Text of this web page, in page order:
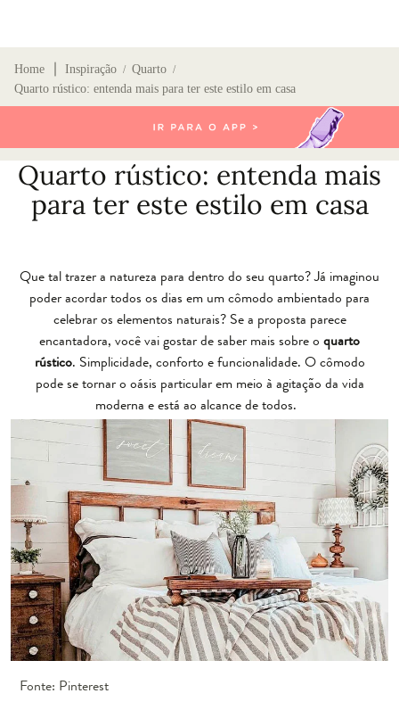
Home Inspiração / Quarto /
Quarto rústico: entenda mais para ter este estilo em casa
Quarto rústico: entenda mais
para ter este estilo em casa
Que tal trazer a natureza para dentro do seu quarto? Já imaginou
poder acordar todos os dias em um cômodo ambientado para
celebrar os elementos naturais? Se a proposta parece
encantadora, você vai gostar de saber mais sobre o quarto
rústico. Simplicidade, conforto e funcionalidade. O cômodo
pode se tornar o oásis particular em meio à agitação da vida
moderna e está ao alcance de todos.
Fonte: Pinterest